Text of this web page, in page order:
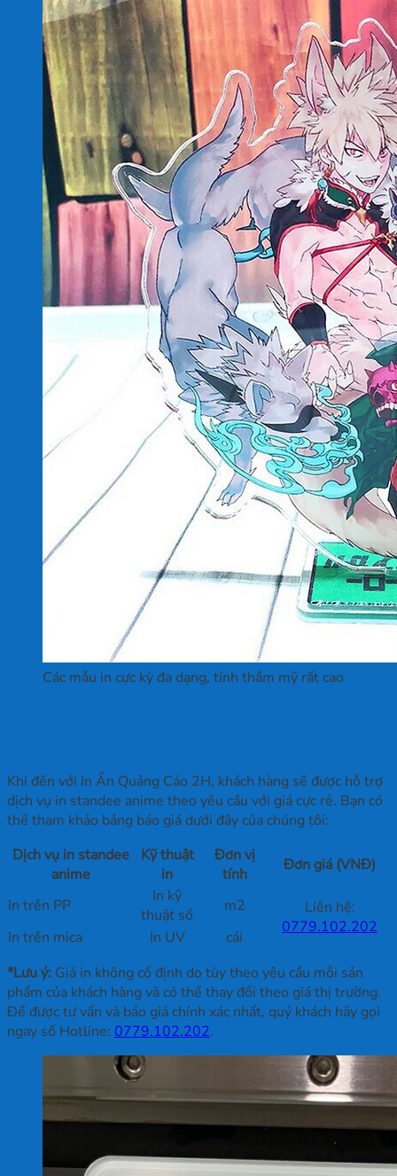
Các mẫu in cực kỳ đa dạng, tính thẩm mỹ rất cao
Khi đến với In Ấn Quảng Cáo 2H, khách hàng sẽ được hỗ trợ
dịch vụ in standee anime theo yêu cầu với giá cực rẻ. Bạn có
thể tham khảo bảng báo giá dưới đây của chúng tôi:
Dịch vụ in standee
anime
Kỹ thuật
in
Đơn vị
tính
Đơn giá (VNĐ)
In trên PP
In kỹ
thuật số
m2
Liên hệ:
0779.102.202
In trên mica In UV
cái
*Lưu ý: Giá in không cố định do tùy theo yêu cầu mỗi sản
phẩm của khách hàng và có thể thay đổi theo giá thị trường.
Để được tư vấn và báo giá chính xác nhất, quý khách hãy gọi
ngay số Hotline: 0779.102.202.